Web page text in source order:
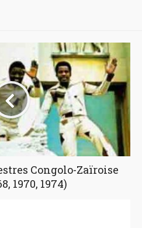
Congolo-Zaïroise
1970, 1974)